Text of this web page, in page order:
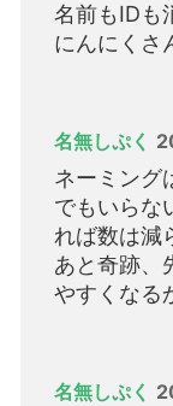
名前もIDも
にんにくさ
名無しぷく
ネーミング
でもいらな
れば数は減
あと奇跡、
やすくなる
名無しぷく